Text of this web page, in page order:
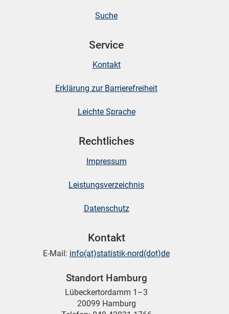
Suche
Service
Kontakt
Erklärung zur Barrierefreiheit
Leichte Sprache
Rechtliches
Impressum
Leistungsverzeichnis
Datenschutz
Kontakt
E-Mail: info(at)statistik-nord(dot)de
Standort Hamburg
Lübeckertordamm 1–3
20099 Hamburg